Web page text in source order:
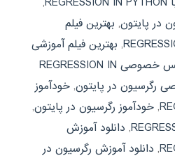
در پایتون, بهترین فیلم
, بهترین فیلم آموزشی
تدریس خصوصی REGRESSION IN
رگرسیون در پایتون, خودآموز
, خودآموز رگرسیون در پایتون,
, دانلود آموزش
, دانلود آموزش رگرسیون در